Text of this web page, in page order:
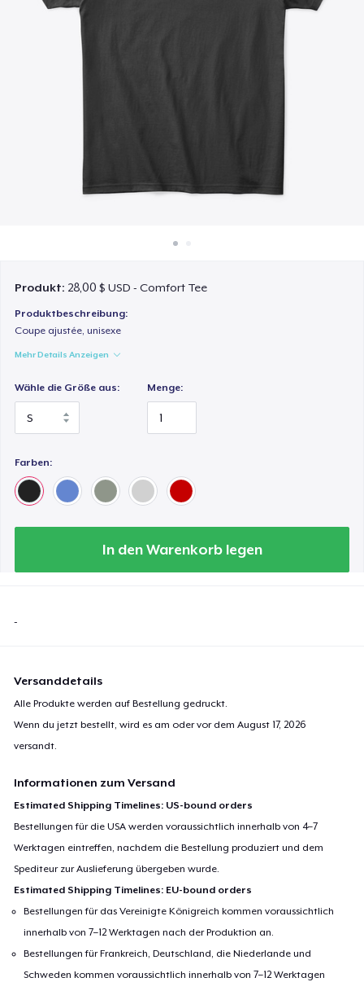
Produkt: 28,00 $ USD - Comfort Tee
Produktbeschreibung:
Coupe ajustée, unisexe
Mehr Details Anzeigen
Wähle die Größe aus: Menge:
Farben:
In den Warenkorb legen
-
Versanddetails
Alle Produkte werden auf Bestellung gedruckt.
Wenn du jetzt bestellt, wird es am oder vor demAugust 17, 2026
versandt.
Informationen zum Versand
Estimated Shipping Timelines: US-bound orders
Bestellungen für die USA werden voraussichtlich innerhalb von 4–7
Werktagen eintreffen, nachdem die Bestellung produziert und dem
Spediteur zur Auslieferung übergeben wurde.
Estimated Shipping Timelines: EU-bound orders
Bestellungen für das Vereinigte Königreich kommen voraussichtlich
innerhalb von 7–12 Werktagen nach der Produktion an.
Bestellungen für Frankreich, Deutschland, die Niederlande und
Schweden kommen voraussichtlich innerhalb von 7–12 Werktagen